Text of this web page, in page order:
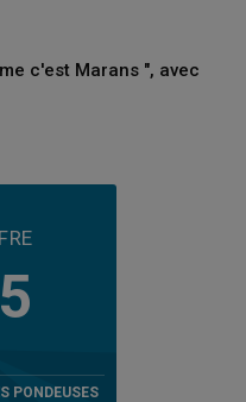
c'est Marans ", avec
PONDEUSES